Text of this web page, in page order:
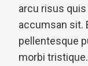
arcu risus
accumsan sit.
pellentesque
morbi